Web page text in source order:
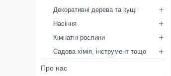
Декоративні дерева та кущі
Насіння
Кімнатні рослини
Садова хімія, інструмент тощо
Про нас